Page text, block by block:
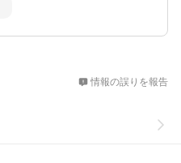
情報の誤りを報告